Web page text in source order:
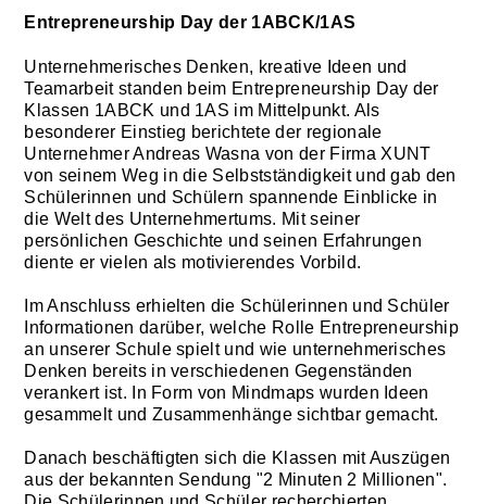
Entrepreneurship Day der 1ABCK/1AS
Unternehmerisches Denken, kreative Ideen und
Teamarbeit standen beim Entrepreneurship Day der
Klassen 1ABCK und 1AS im Mittelpunkt. Als
besonderer Einstieg berichtete der regionale
Unternehmer Andreas Wasna von der Firma XUNT
von seinem Weg in die Selbstständigkeit und gab den
Schülerinnen und Schülern spannende Einblicke in
die Welt des Unternehmertums. Mit seiner
persönlichen Geschichte und seinen Erfahrungen
diente er vielen als motivierendes Vorbild.
Im Anschluss erhielten die Schülerinnen und Schüler
Informationen darüber, welche Rolle Entrepreneurship
an unserer Schule spielt und wie unternehmerisches
Denken bereits in verschiedenen Gegenständen
verankert ist. In Form von Mindmaps wurden Ideen
gesammelt und Zusammenhänge sichtbar gemacht.
Danach beschäftigten sich die Klassen mit Auszügen
aus der bekannten Sendung "2 Minuten 2 Millionen".